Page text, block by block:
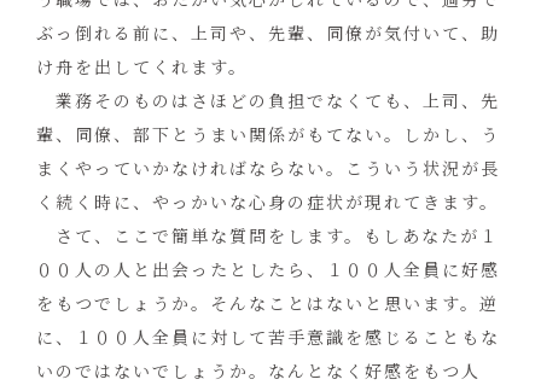
ぶっ倒れる前に、上司や、先輩、同僚が気付いて、助
け舟を出してくれます。
業務そのものはさほどの負担でなくても、上司、先
輩、同僚、部下とうまい関係がもてない。しかし、う
まくやっていかなければならない。こういう状況が長
く続く時に、やっかいな心身の症状が現れてきます。
さて、ここで簡単な質問をします。もしあなたが１
００人の人と出会ったとしたら、１００人全員に好感
をもつでしょうか。そんなことはないと思います。逆
に、１００人全員に対して苦手意識を感じることもな
いのではないでしょうか。なんとなく好感をもつ人